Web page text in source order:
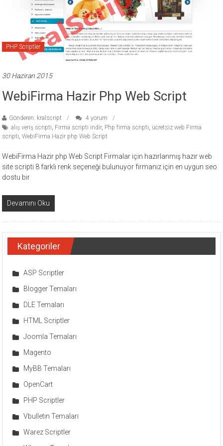
wordpress
temaları,
theme
download
sitesi.
PHP Scriptler
30 Haziran 2015
WebiFirma Hazir Php Web Script
Gönderen: kralscript
4 yorum
alış veriş scripti, Firma scripti indir, Php firma scripti, ücretsiz web Firma
scripti,WebiFirma Hazir php Web Script
WebiFirma Hazir php Web Script Firmalar için hazırlanmış hazır web
site scripti 8 farklı renk seçeneği bulunuyor firmanız için en uygun seo
dostu bir
Devamını Oku
Kategoriler
ASP Scriptler
Blogger Temaları
DLE Temaları
HTML Scriptler
Joomla Temaları
Magento
MyBB Temaları
OpenCart
PHP Scriptler
Vbulletin Temaları
Warez Scriptler